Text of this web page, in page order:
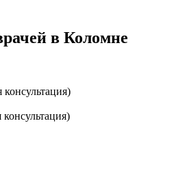
в Коломне